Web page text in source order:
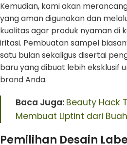
Kemudian, kami akan
yang aman digunakan dan
kualitas agar produk nyaman di
iritasi. Pembuatan sampel
satu bulan sekaligus disertai
baru yang dibuat lebih eksklusif
brand Anda.
Baca Juga: Beauty Hack
Membuat Liptint dari
Pemilihan Desain